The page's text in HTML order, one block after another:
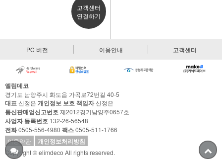
고객센터
연결하기
PC 버전 이용안내 고객센터
엘림데코
경기도 남양주시 화도읍 가곡로72번길 40-5
대표 신정은 개인정보 보호 책임자신정은
통신판매업신고번호제2012경기남양주0657호
사업자 등록번호 132-26-56548
전화0505-556-4980 팩스0505-511-1766
이용약관
개인정보처리방침
Copyright © elimdeco All rights reserved.